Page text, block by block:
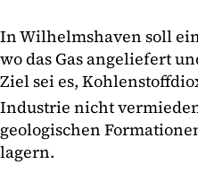
In Wilhelmshaven soll
wo das Gas angeliefert
Ziel sei es,
Industrie nicht
geologischen
lagern.